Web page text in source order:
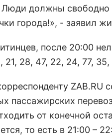
Люди должны свободно
города!», - заявил
после 20:00
28, 47, 22, 24, 77, 35,
ZAB.RU
пассажирских
от конечной
то есть в 21:00 –